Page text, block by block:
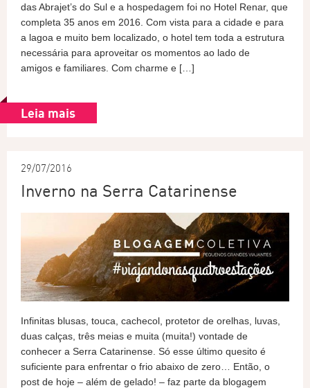
das Abrajet’s do Sul e a hospedagem foi no Hotel Renar, que
completa 35 anos em 2016. Com vista para a cidade e para
a lagoa e muito bem localizado, o hotel tem toda a estrutura
necessária para aproveitar os momentos ao lado de
amigos e familiares. Com charme e […]
Leia mais
29/07/2016
Inverno na Serra Catarinense
Infinitas blusas, touca, cachecol, protetor de orelhas, luvas,
duas calças, três meias e muita (muita!) vontade de
conhecer a Serra Catarinense. Só esse último quesito é
suficiente para enfrentar o frio abaixo de zero… Então, o
post de hoje – além de gelado! – faz parte da blogagem